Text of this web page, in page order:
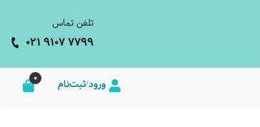
تلفن تماس
021 9107 7799
ورود/ثبت‌نام 0